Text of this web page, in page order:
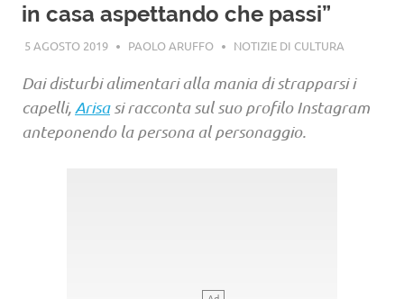
in casa aspettando che passi”
5 AGOSTO 2019 PAOLO ARUFFO NOTIZIE DI CULTURA
Dai disturbi alimentari alla mania di strapparsi i
capelli, Arisasi racconta sul suo profilo Instagram
anteponendo la persona al personaggio.